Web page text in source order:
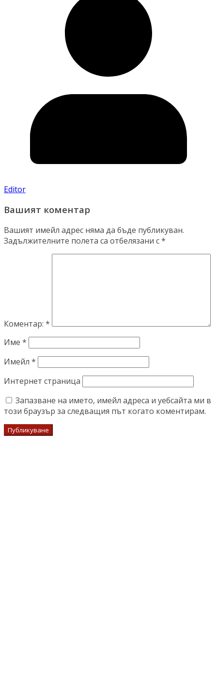
Editor
Вашият коментар
Вашият имейл адрес няма да бъде публикуван.
Задължителните полета са отбелязани с*
Коментар: *
Име *
Имейл *
Интернет страница
Запазване на името, имейл адреса и уебсайта ми в
този браузър за следващия път когато коментирам.